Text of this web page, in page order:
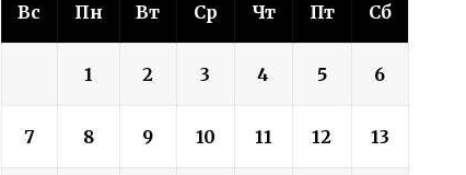
Вс Пн Вт Ср Чт Пт Сб
1 2 3 4 5 6
7 8 9 10 11 12 13